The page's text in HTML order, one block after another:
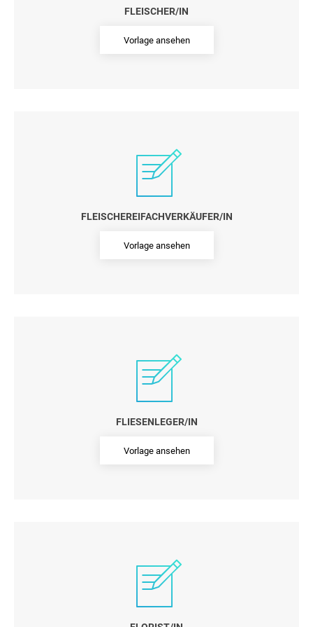
FLEISCHER/IN
Vorlage ansehen
FLEISCHEREIFACHVERKÄUFER/IN
Vorlage ansehen
FLIESENLEGER/IN
Vorlage ansehen